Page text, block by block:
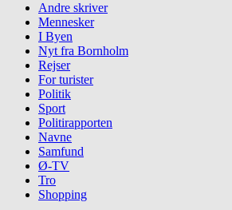
Andre skriver
Mennesker
I Byen
Nyt fra Bornholm
Rejser
For turister
Politik
Sport
Politirapporten
Navne
Samfund
Ø-TV
Tro
Shopping